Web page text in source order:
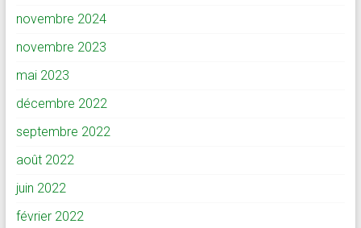
novembre 2024
novembre 2023
mai 2023
décembre 2022
septembre 2022
août 2022
juin 2022
février 2022